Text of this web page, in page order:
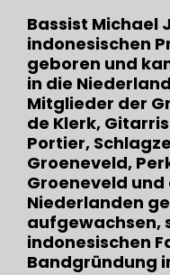
Bassist Michael
indonesischen
geboren und
in die
Mitglieder der
de Klerk,
Portier,
Groeneveld,
Groeneveld und
Niederlanden
aufgewachsen,
indonesischen
Bandgründung